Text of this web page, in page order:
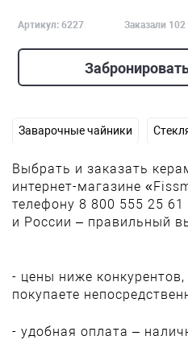
Артикул: 6227 Заказали 102
Заварочные чайники
Выбрать и заказать
интернет-магазине
телефону 8 800 555 25
и России – правильный
- цены ниже конкурентов,
покупаете
- удобная оплата –